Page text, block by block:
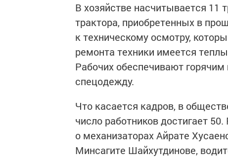
В хозяйстве насчитывается 11
трактора, приобретенных в
к техническому осмотру,
ремонта техники имеется
Рабочих обеспечивают
спецодежду.
Что касается кадров, в
число работников достигает
о механизаторах Айрате
Минсагите Шайхутдинове,